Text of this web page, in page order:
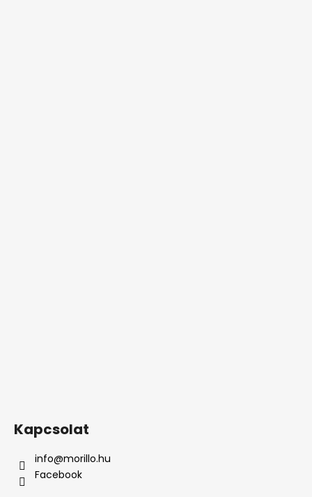
Kapcsolat
info@morillo.hu
Facebook